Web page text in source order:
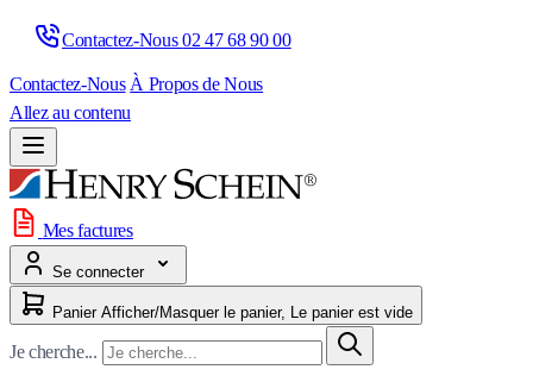
Contactez-Nous 02 47 68 90 00
Contactez-Nous À Propos de Nous
Allez au contenu
Mes factures
Se connecter
Panier Afficher/Masquer le panier, Le panier est vide
Je cherche...